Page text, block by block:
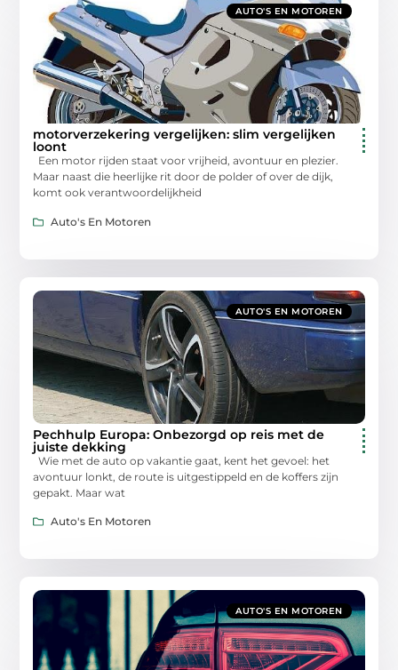
AUTO'S EN MOTOREN
motorverzekering vergelijken: slim vergelijken
loont
Een motor rijden staat voor vrijheid, avontuur en plezier.
Maar naast die heerlijke rit door de polder of over de dijk,
komt ook verantwoordelijkheid
Auto's En Motoren
AUTO'S EN MOTOREN
Pechhulp Europa: Onbezorgd op reis met de
juiste dekking
Wie met de auto op vakantie gaat, kent het gevoel: het
avontuur lonkt, de route is uitgestippeld en de koffers zijn
gepakt. Maar wat
Auto's En Motoren
AUTO'S EN MOTOREN